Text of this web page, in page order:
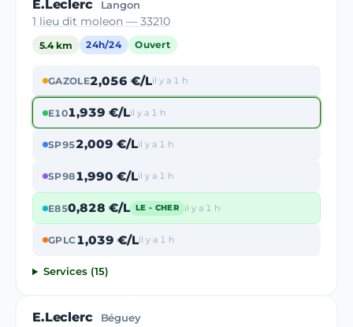
E.Leclerc Langon
1 lieu dit moleon — 33210
5.4 km 24h/24 Ouvert
GAZOLE2,056 €/Lil y a 1 h
E101,939 €/Lil y a 1 h
SP952,009 €/Lil y a 1 h
SP981,990 €/Lil y a 1 h
E850,828 €/L LE - CHER il y a 1 h
GPLC1,039 €/Lil y a 1 h
Services (15)
E.Leclerc Béguey